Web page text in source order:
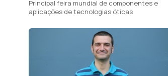
Principal feira mundial de componentes e
aplicações de tecnologias óticas